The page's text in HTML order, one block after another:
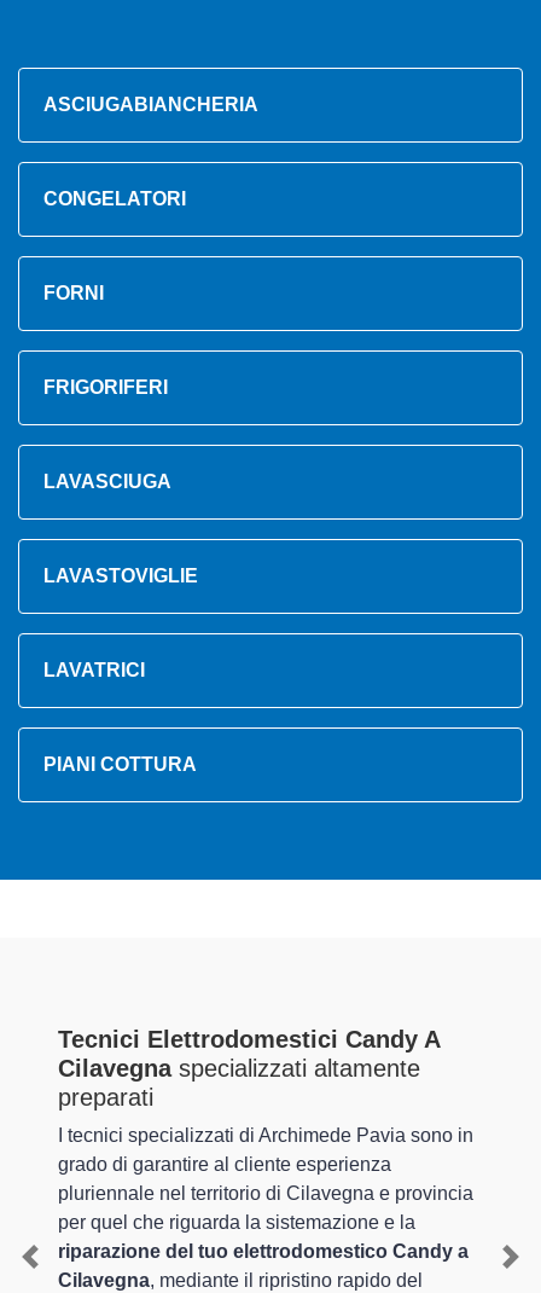
ASCIUGABIANCHERIA
CONGELATORI
FORNI
FRIGORIFERI
LAVASCIUGA
LAVASTOVIGLIE
LAVATRICI
PIANI COTTURA
Tecnici Elettrodomestici Candy A
Cilavegnaspecializzati altamente
preparati
I tecnici specializzati di Archimede Pavia sono in
grado di garantire al cliente esperienza
pluriennale nel territorio di Cilavegna e provincia
per quel che riguarda la sistemazione e la
riparazione del tuo elettrodomestico Candy a
Cilavegna, mediante il ripristino rapido del
Previous